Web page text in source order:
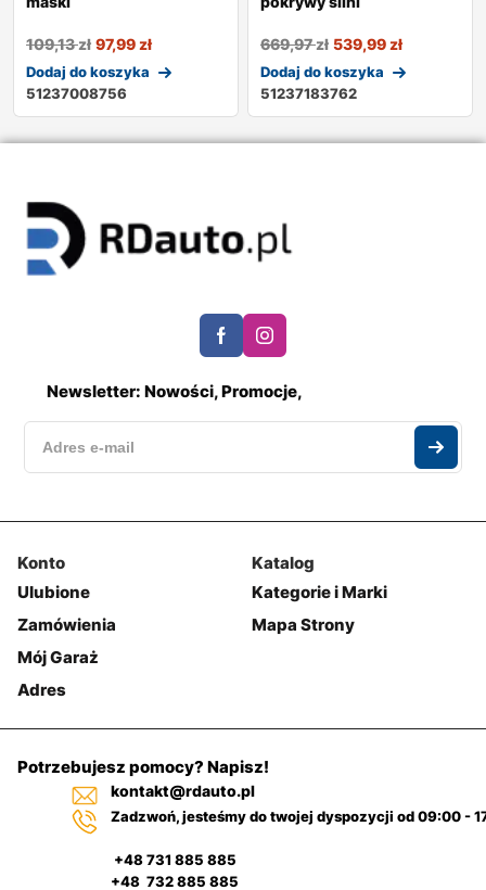
109,13zł 97,99zł
Dodaj do koszyka
51237008756
669,97zł 539,99zł
Dodaj do koszyka
51237183762
Newsletter: Nowości, Promocje,
Konto
Ulubione
Zamówienia
Mój Garaż
Adres
Katalog
Kategorie i Marki
Mapa Strony
Potrzebujesz pomocy? Napisz!
kontakt@rdauto.pl
Zadzwoń, jesteśmy do twojej dyspozycji od 09:00 -
+48 731 885 885
+48 732 885 885